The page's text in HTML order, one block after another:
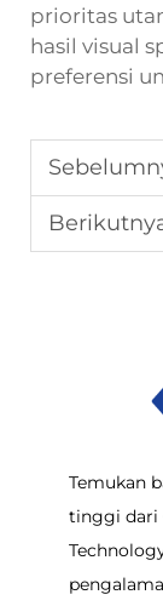
prioritas
hasil visual
preferensi
Temukan
tinggi dari